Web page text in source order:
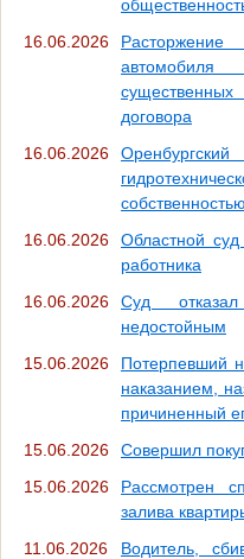
16.06.2026
существенных
договора
16.06.2026
собственностью
16.06.2026
Областной
работника
16.06.2026
Суд
недостойным
15.06.2026
Потерпевший
наказанием,
причиненный
15.06.2026
Совершил
15.06.2026
Рассмотрен
залива
11.06.2026
Водитель,